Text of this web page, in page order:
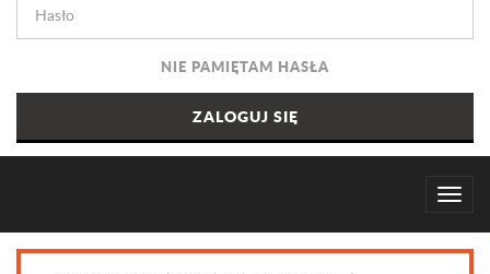
NIE PAMIĘTAM HASŁA